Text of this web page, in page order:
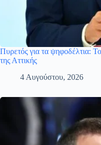
Πυρετός για τα ψηφοδέλτια: Το
της Αττικής
4 Αυγούστου, 2026